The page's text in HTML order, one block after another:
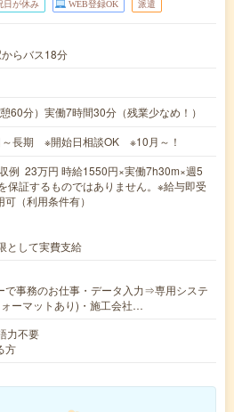
日が休み WEB登録OK 派遣
らバス18分
60分）実働7時間30分（残業少なめ！）
長期 ※開始日相談OK ※10月～！
23万円 時給1550円×実働7h30m×週5
保証するものではありません。※給与即受
（利用条件有）
として実費支給
で事務のお仕事・データ入力⇒専用システ
ーマットあり)・施工会社…
力不要
方